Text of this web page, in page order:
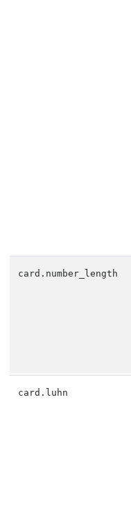
card.number_length
card.luhn